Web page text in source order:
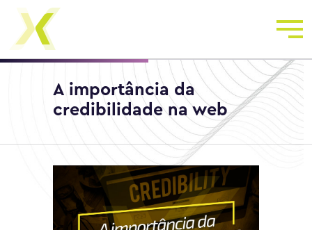
A importância da
credibilidade na web